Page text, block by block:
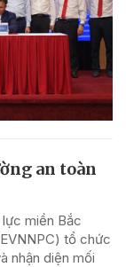
an toàn
miền Bắc
tổ chức
nhận diện mối